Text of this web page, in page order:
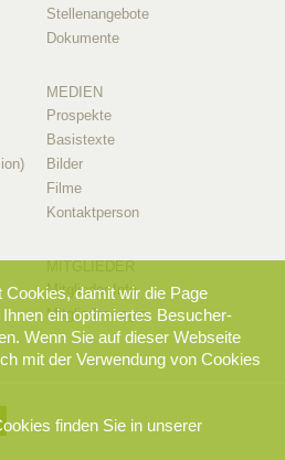
Stellenangebote
Dokumente
MEDIEN
Prospekte
Basistexte
Bilder
Filme
Kontaktperson
Mitglieder-Info
Mitglieder-Login
damit wir die Page
ein optimiertes Besucher-
Wenn Sie auf dieser Webseite
mit der Verwendung von Cookies
finden Sie in unserer